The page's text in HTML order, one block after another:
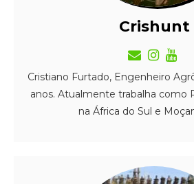
Crishunt
Cristiano Furtado, Engenheiro
anos. Atualmente trabalha como
na África do Sul e